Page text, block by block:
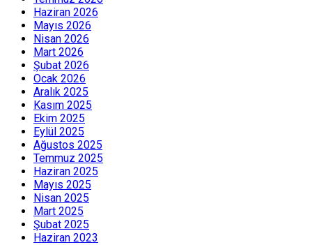
Haziran 2026
Mayıs 2026
Nisan 2026
Mart 2026
Şubat 2026
Ocak 2026
Aralık 2025
Kasım 2025
Ekim 2025
Eylül 2025
Ağustos 2025
Temmuz 2025
Haziran 2025
Mayıs 2025
Nisan 2025
Mart 2025
Şubat 2025
Haziran 2023